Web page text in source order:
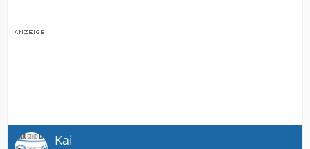
Kai